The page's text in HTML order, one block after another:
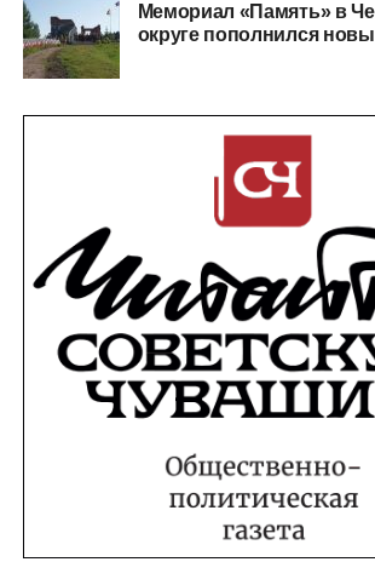
Мемориал «Память» в
округе пополнился